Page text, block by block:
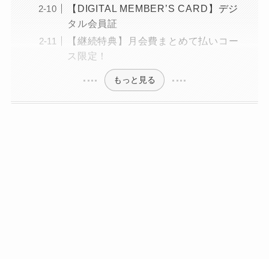
【DIGITAL MEMBER’S CARD】デジ
タル会員証
【継続特典】月会費まとめて払いコー
ス限定！
もっと見る